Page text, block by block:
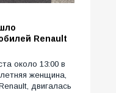
Renault
около 13:00 в
женщина,
двигалась